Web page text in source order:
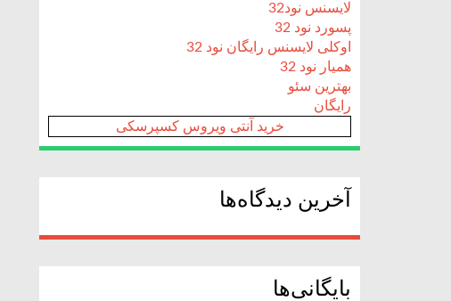
لایسنس نود32
پسورد نود 32
اوکلی لایسنس رایگان نود 32
همیار نود 32
بهترین سئو
رایگان
خرید آنتی ویروس کسپرسکی
آخرین دیدگاه‌ها
بایگانی‌ها